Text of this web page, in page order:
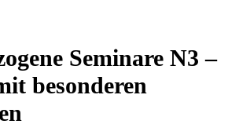
Seminare N3 –
besonderen